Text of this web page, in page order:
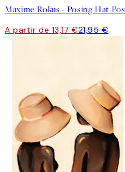
A partir de 13,17 €21,95 €